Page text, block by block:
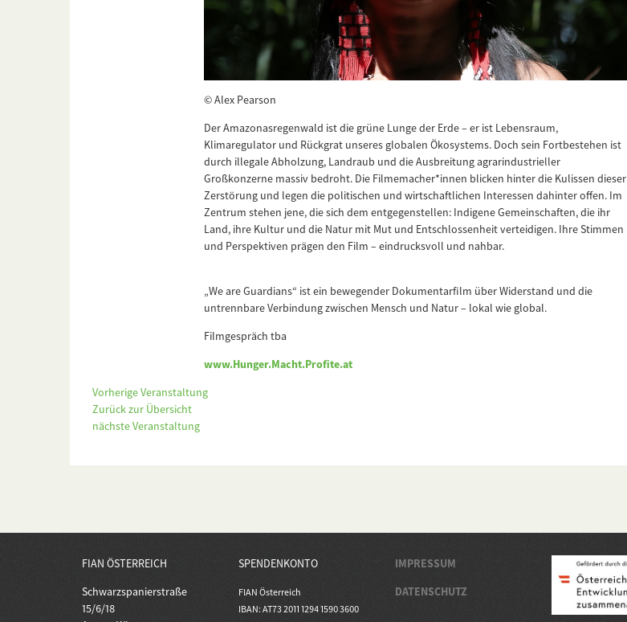
© Alex Pearson
Der Amazonasregenwald ist die grüne Lunge der Erde – er ist Lebensraum,
Klimaregulator und Rückgrat unseres globalen Ökosystems. Doch sein Fortbestehen ist
durch illegale Abholzung, Landraub und die Ausbreitung agrarindustrieller
Großkonzerne massiv bedroht. Die Filmemacher*innen blicken hinter die Kulissen dieser
Zerstörung und legen die politischen und wirtschaftlichen Interessen dahinter offen. Im
Zentrum stehen jene, die sich dem entgegenstellen: Indigene Gemeinschaften, die ihr
Land, ihre Kultur und die Natur mit Mut und Entschlossenheit verteidigen. Ihre Stimmen
und Perspektiven prägen den Film – eindrucksvoll und nahbar.
„We are Guardians“ ist ein bewegender Dokumentarfilm über Widerstand und die
untrennbare Verbindung zwischen Mensch und Natur – lokal wie global.
Filmgespräch tba
www.Hunger.Macht.Profite.at
Vorherige Veranstaltung
Zurück zur Übersicht
nächste Veranstaltung
FIAN ÖSTERREICH
Schwarzspanierstraße
15/6/18
SPENDENKONTO
FIAN Österreich
IBAN: AT73 2011 1294 1590 3600
IMPRESSUM
DATENSCHUTZ